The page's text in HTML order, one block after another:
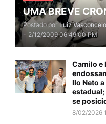
UMA BREVE
Postado por Luiz
- 2/12/2009 06:49:00 PM
Camilo e
Ilo Neto
se
8/02/2026